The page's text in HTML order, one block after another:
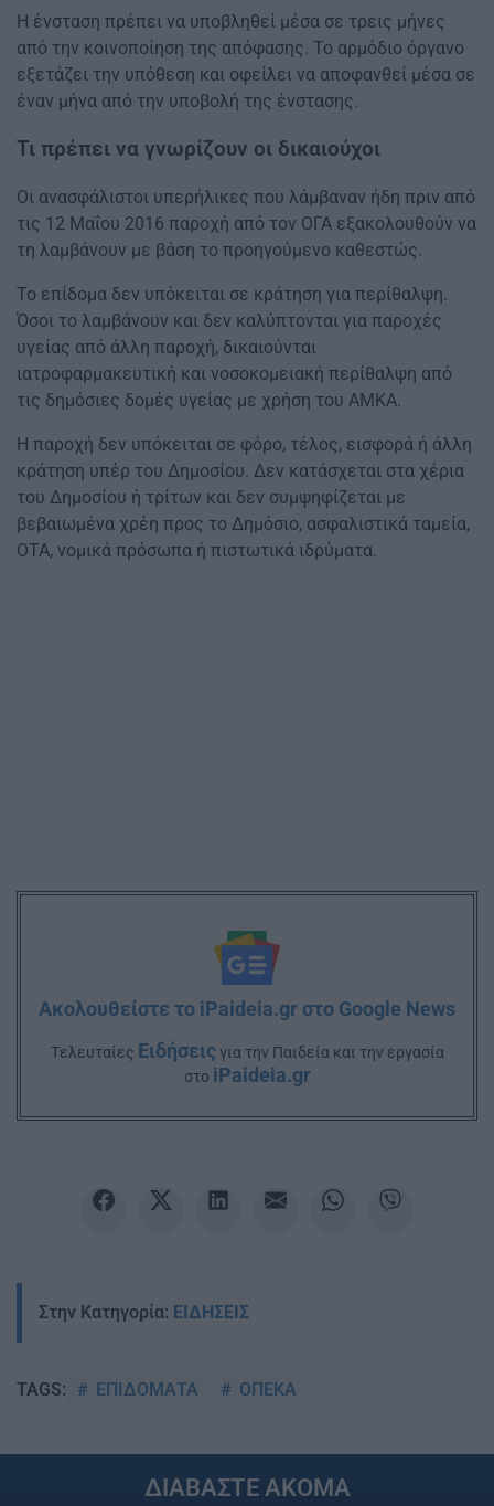
Η ένσταση πρέπει να υποβληθεί μέσα σε τρεις μήνες
από την κοινοποίηση της απόφασης. Το αρμόδιο όργανο
εξετάζει την υπόθεση και οφείλει να αποφανθεί μέσα σε
έναν μήνα από την υποβολή της ένστασης.
Τι πρέπει να γνωρίζουν οι δικαιούχοι
Οι ανασφάλιστοι υπερήλικες που λάμβαναν ήδη πριν από
τις 12 Μαΐου 2016 παροχή από τον ΟΓΑ εξακολουθούν να
τη λαμβάνουν με βάση το προηγούμενο καθεστώς.
Το επίδομα δεν υπόκειται σε κράτηση για περίθαλψη.
Όσοι το λαμβάνουν και δεν καλύπτονται για παροχές
υγείας από άλλη παροχή, δικαιούνται
ιατροφαρμακευτική και νοσοκομειακή περίθαλψη από
τις δημόσιες δομές υγείας με χρήση του ΑΜΚΑ.
Η παροχή δεν υπόκειται σε φόρο, τέλος, εισφορά ή άλλη
κράτηση υπέρ του Δημοσίου. Δεν κατάσχεται στα χέρια
του Δημοσίου ή τρίτων και δεν συμψηφίζεται με
βεβαιωμένα χρέη προς το Δημόσιο, ασφαλιστικά ταμεία,
ΟΤΑ, νομικά πρόσωπα ή πιστωτικά ιδρύματα.
Ακολουθείστε το iPaideia.gr στο Google News
Tελευταίες Ειδήσειςγια την Παιδεία και την εργασία
στο iPaideia.gr
Στην Κατηγορία: ΕΙΔΗΣΕΙΣ
TAGS: ΕΠΙΔΟΜΑΤΑ ΟΠΕΚΑ
ΔΙΑΒΑΣΤΕ ΑΚΟΜΑ